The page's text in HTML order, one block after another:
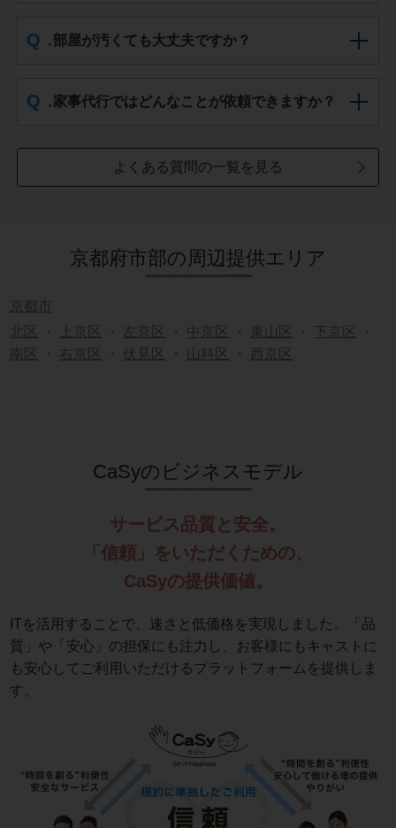
部屋が汚くても大丈夫ですか？
家事代行ではどんなことが依頼できますか？
よくある質問の一覧を見る
京都府市部の周辺提供エリア
京都市
北区
・ 上京区 ・ 左京区 ・ 中京区 ・ 東山区 ・ 下京区
・
南区
・ 右京区 ・ 伏見区 ・ 山科区 ・ 西京区
CaSyのビジネスモデル
サービス品質と安全。
「信頼」をいただくための、
CaSyの提供価値。
ITを活用することで、速さと低価格を実現しました。「品
質」や「安心」の担保にも注力し、お客様にもキャストに
も安心してご利用いただけるプラットフォームを提供しま
す。